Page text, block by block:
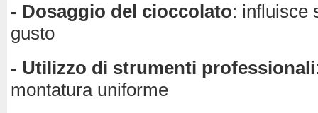
- Dosaggio del cioccolato: influisce
gusto
- Utilizzo di strumenti professionali
montatura uniforme